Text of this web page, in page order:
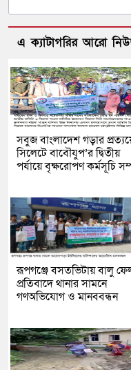
এ ক্যাটাগরির আরো
সবুজ বাংলাদেশ গড়ার
সিলেটে বাবৌযুপ’র দ্বিতীয়
পর্যায়ে বৃক্ষরোপণ কর্মসূচি
রূপগঞ্জে বসতভিটায় বালু
প্রতিবাদে থানার সামনে
গণঅভিযোগ ও মানববন্ধন